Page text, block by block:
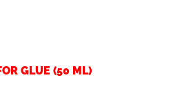
GLUE (50 ML)